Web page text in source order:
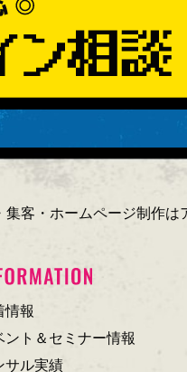
客・ホームページ制作は
情報
ント＆セミナー情報
サル実績